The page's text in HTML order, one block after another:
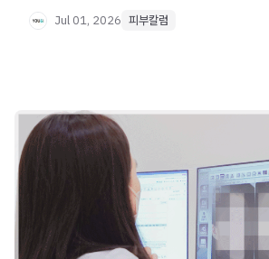
Jul 01, 2026 피부칼럼